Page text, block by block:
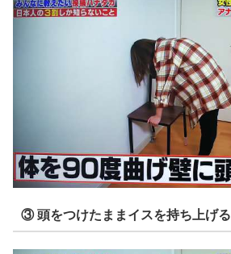
③ 頭をつけたままイスを持ち上げる